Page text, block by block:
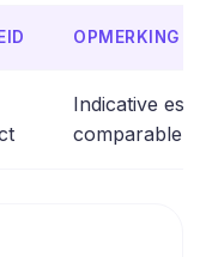
OPMERKING
Indicative
comparable